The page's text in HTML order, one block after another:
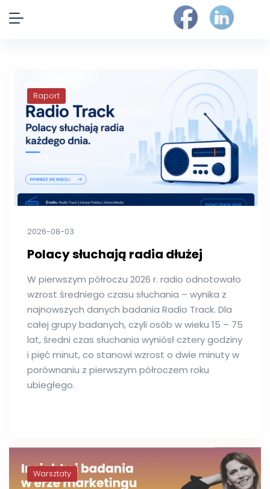
Raport
2026-08-03
Polacy słuchają radia dłużej
W pierwszym półroczu 2026 r. radio odnotowało
wzrost średniego czasu słuchania – wynika z
najnowszych danych badania Radio Track. Dla
całej grupy badanych, czyli osób w wieku 15 – 75
lat, średni czas słuchania wyniósł cztery godziny
i pięć minut, co stanowi wzrost o dwie minuty w
porównaniu z pierwszym półroczem roku
ubiegłego.
Warsztaty